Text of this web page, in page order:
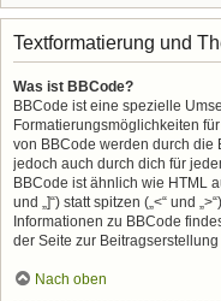
Textformatierung und
Was ist BBCode?
BBCode ist eine spezielle
Formatierungsmöglichkeiten
von BBCode werden durch die
jedoch auch durch dich für
BBCode ist ähnlich wie HTML
und „]“) statt spitzen („<“ und
Informationen zu BBCode
der Seite zur
Nach oben